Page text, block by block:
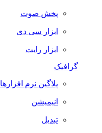
پخش صوت
ابزار سی دی
ابزار رایت
گرافیک
پلاگین نرم افزارها
انیمیشن
تبدیل